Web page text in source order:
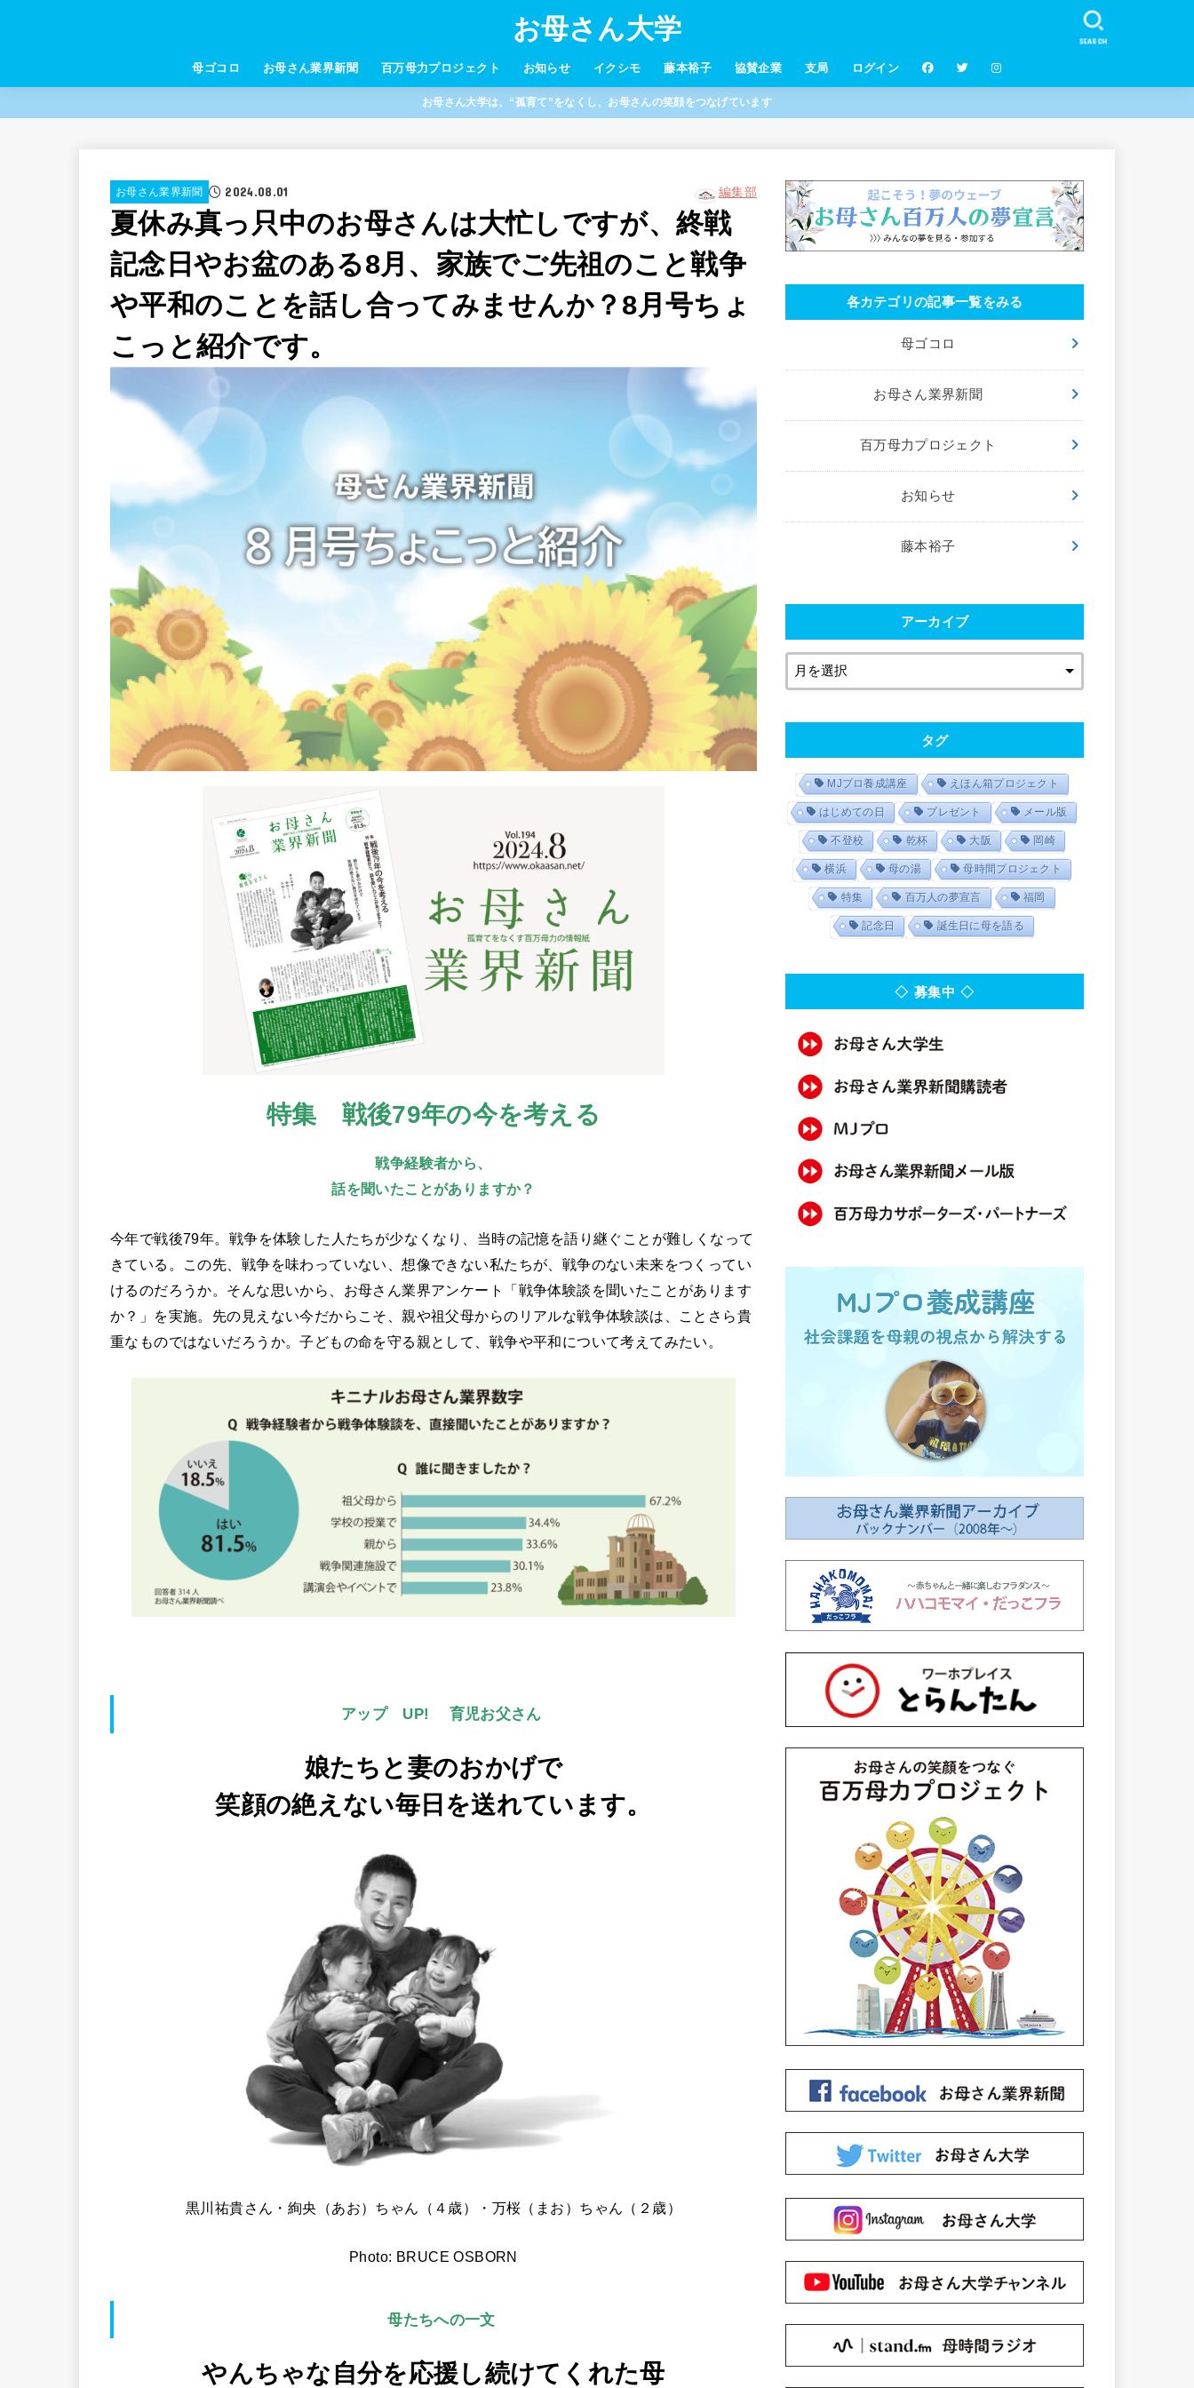
お母さん大学
母ゴコロ お母さん業界新聞 百万母力プロジェクト お知らせ イクシモ 藤本裕子 協賛企業 支局 ログイン
SEARCH
お母さん大学は、“孤育て”をなくし、お母さんの笑顔をつなげています
お母さん業界新聞 2024.08.01 編集部
夏休み真っ只中のお母さんは大忙しですが、終戦
記念日やお盆のある8月、家族でご先祖のこと戦争
や平和のことを話し合ってみませんか？8月号ちょ
こっと紹介です。
特集 戦後79年の今を考える
戦争経験者から、
話を聞いたことがありますか？
今年で戦後79年。戦争を体験した人たちが少なくなり、当時の記憶を語り継ぐことが難しくなって
きている。この先、戦争を味わっていない、想像できない私たちが、戦争のない未来をつくってい
けるのだろうか。そんな思いから、お母さん業界アンケート「戦争体験談を聞いたことがあります
か？」を実施。先の見えない今だからこそ、親や祖父母からのリアルな戦争体験談は、ことさら貴
重なものではないだろうか。子どもの命を守る親として、戦争や平和について考えてみたい。
アップ UP! 育児お父さん
娘たちと妻のおかげで
笑顔の絶えない毎日を送れています。
黒川祐貴さん・絢央（あお）ちゃん（４歳）・万桜（まお）ちゃん（２歳）
Photo: BRUCE OSBORN
母たちへの一文
やんちゃな自分を応援し続けてくれた母
各カテゴリの記事一覧をみる
母ゴコロ
お母さん業界新聞
百万母力プロジェクト
お知らせ
藤本裕子
アーカイブ
タグ
MJプロ養成講座 えほん箱プロジェクト
はじめての日 プレゼント メール版
不登校 乾杯 大阪 岡崎
横浜 母の湯 母時間プロジェクト
特集 百万人の夢宣言 福岡
記念日 誕生日に母を語る
◇ 募集中 ◇